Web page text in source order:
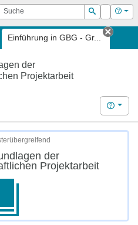
Suche
Suchen
Login Hilfe
Einführung in GBG - Gr...
Tab
der
Projektarbeit
Hilfe
der
Projektarbeit